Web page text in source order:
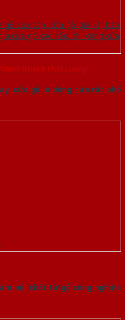
Hãng & Chất Lượng”
cửa gỗ là dòng cửa rất phổ
nội thất từ gỗ công nghiệp